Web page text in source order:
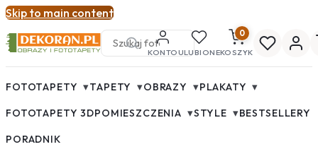
Skip to main content
KONTOULUBIONE
0
KOSZYK
FOTOTAPETY ▾TAPETY ▾OBRAZY ▾PLAKATY ▾
FOTOTAPETY 3DPOMIESZCZENIA ▾STYLE ▾BESTSELLERY
PORADNIK